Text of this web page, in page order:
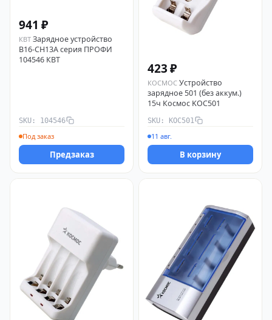
941 ₽
КВТ Зарядное устройство
B16-CH13A серия ПРОФИ
104546 КВТ
SKU: 104546
Под заказ
Предзаказ
423 ₽
КОСМОС Устройство
зарядное 501 (без аккум.)
15ч Космос KOC501
SKU: KOC501
11 авг.
В корзину